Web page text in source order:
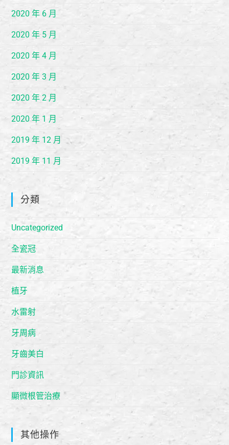
2020 年 6 月
2020 年 5 月
2020 年 4 月
2020 年 3 月
2020 年 2 月
2020 年 1 月
2019 年 12 月
2019 年 11 月
分類
Uncategorized
全瓷冠
最新消息
植牙
水雷射
牙周病
牙齒美白
門診資訊
顯微根管治療
其他操作